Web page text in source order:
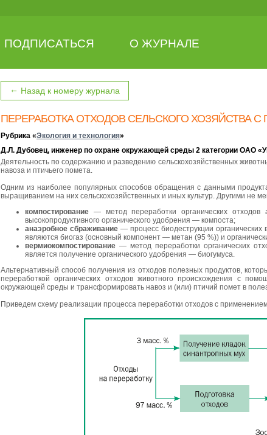
ПОДПИСАТЬСЯ О ЖУРНАЛЕ
← Назад к номеру журнала
ПЕРЕРАБОТКА ОТХОДОВ СЕЛЬСКОГО
Рубрика «Экология и технология»
Д.Л. Дубовец, инженер по охране окружающей среды 2 категории ОАО
Деятельность по содержанию и разведению сельскохозяйственных
навоза и птичьего помета.
Одним из наиболее популярных способов обращения с данными
выращиванием на них сельскохозяйственных и иных культур. Другими не
компостирование — метод переработки органических отходов
высокопродуктивного органического удобрения — компоста;
анаэробное сбраживание — процесс биодеструкции
являются биогаз (основный компонент — метан (95 %)) и
вермиокомпостирование — метод переработки органических
является получение органического удобрения — биогумуса.
Альтернативный способ получения из отходов полезных продуктов,
переработкой органических отходов животного происхождения с
окружающей среды и трансформировать навоз и (или) птичий помет в
Приведем схему реализации процесса переработки отходов с